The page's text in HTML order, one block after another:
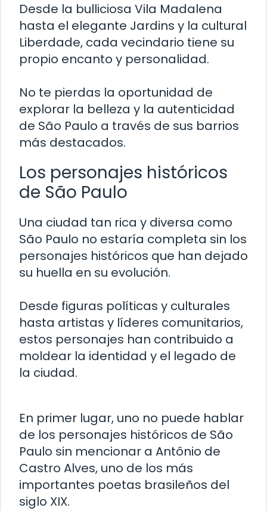
Desde la bulliciosa Vila Madalena
hasta el elegante Jardins y la cultural
Liberdade, cada vecindario tiene su
propio encanto y personalidad.
No te pierdas la oportunidad de
explorar la belleza y la autenticidad
de São Paulo a través de sus barrios
más destacados.
Los personajes históricos
de São Paulo
Una ciudad tan rica y diversa como
São Paulo no estaría completa sin los
personajes históricos que han dejado
su huella en su evolución.
Desde figuras políticas y culturales
hasta artistas y líderes comunitarios,
estos personajes han contribuido a
moldear la identidad y el legado de
la ciudad.
En primer lugar, uno no puede hablar
de los personajes históricos de São
Paulo sin mencionar a Antônio de
Castro Alves, uno de los más
importantes poetas brasileños del
siglo XIX.